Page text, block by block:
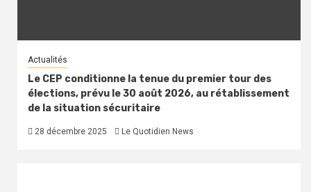
Actualités
Le CEP conditionne la tenue du premier tour des
élections, prévu le 30 août 2026, au rétablissement
de la situation sécuritaire
28 décembre 2025 Le Quotidien News